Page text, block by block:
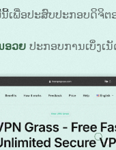
ເພື່ອປະສົບປະກອບດິຈິຕ
ອວຍ ປະກອບການເບິ່ງເ